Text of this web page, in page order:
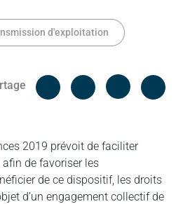
d'exploitation
Facebook
2019 prévoit de faciliter
afin de favoriser les
de ce dispositif, les droits
d’un engagement collectif de